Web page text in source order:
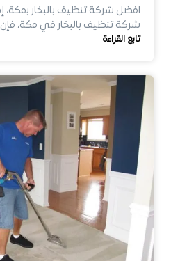
افضل شركة تنظيف بالبخار
شركة تنظيف بالبخار في مكة،
تابع القراءة